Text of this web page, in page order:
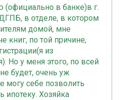
в банке)в г.
в отделе, в котором
домой, мне
книг, по той причине,
из
Но у меня этого, по всей
будет, очень уж
могу себе позволить
ипотеку. Хозяйка